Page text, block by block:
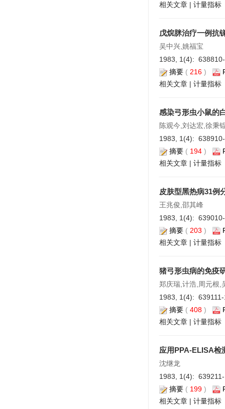
相关文章 | 计量指标
戊烷脒治疗一例抗
吴中兴,姚福宝
1983, 1(4):
摘要 ( 216 )
相关文章 | 计量指标
感染弓形虫小鼠的
陈观今,刘达宏,徐秉
1983, 1(4):
摘要 ( 194 )
相关文章 | 计量指标
皮肤型黑热病31例
王兆俊,邵其峰
1983, 1(4):
摘要 ( 203 )
相关文章 | 计量指标
猪弓形虫病的免疫
郑庆瑞,计浩,周元根,
1983, 1(4):
摘要 ( 408 )
相关文章 | 计量指标
应用PPA-ELISA检
沈继龙
1983, 1(4):
摘要 ( 199 )
相关文章 | 计量指标